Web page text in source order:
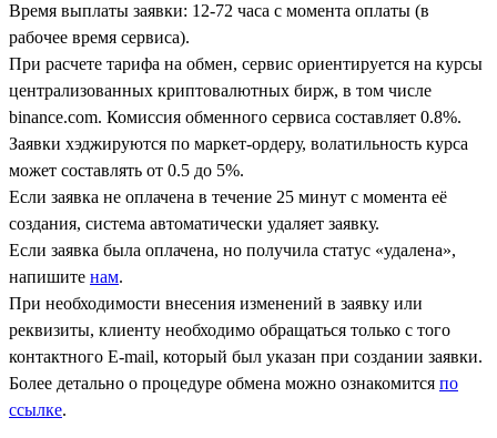
Время выплаты заявки: 12-72 часа с момента оплаты (в
рабочее время сервиса).
При расчете тарифа на обмен, сервис ориентируется на курсы
централизованных криптовалютных бирж, в том числе
binance.com. Комиссия обменного сервиса составляет 0.8%.
Заявки хэджируются по маркет-ордеру, волатильность курса
может составлять от 0.5 до 5%.
Если заявка не оплачена в течение 25 минут с момента её
создания, система автоматически удаляет заявку.
Если заявка была оплачена, но получила статус «удалена»,
напишите нам.
При необходимости внесения изменений в заявку или
реквизиты, клиенту необходимо обращаться только с того
контактного Е-mail, который был указан при создании заявки.
Более детально о процедуре обмена можно ознакомится по
ссылке.